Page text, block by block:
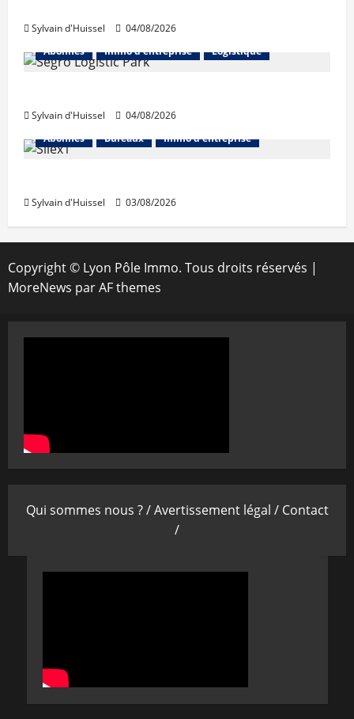
Sylvain d'Huissel
04/08/2026
Abonnés
Immo d'entreprise Logistique
Sylvain d'Huissel
04/08/2026
Abonnés
Bureaux Immo d'entreprise
Sylvain d'Huissel 03/08/2026
Copyright © Lyon Pôle Immo. Tous droits réservés |
MoreNews par AF themes
Qui sommes nous ? /Avertissement légal / Contact
/